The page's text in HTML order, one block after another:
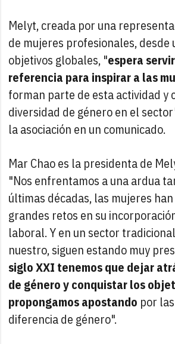
Melyt, creada por una
de mujeres profesionales, desde
objetivos globales, "espera
referencia para inspirar a las
forman parte de esta actividad y
diversidad de género en el
la asociación en un comunicado.
Mar Chao es la presidenta de
"Nos enfrentamos a una ardua
últimas décadas, las mujeres
grandes retos en su
laboral. Y en un sector
nuestro, siguen estando muy
siglo XXI tenemos que dejar
de género y conquistar los
propongamos apostando por
diferencia de género".